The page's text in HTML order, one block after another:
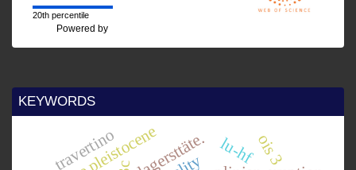
20th percentile
Powered by
KEYWORDS
late pleistocenelagersttäte. lu-hfois 3
travertino